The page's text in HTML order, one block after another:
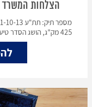
הצלחות המשרד תיקי
425 מק"ג, הושג הסדר טיעון במסגרתו תוקן כ"א לתק' 26(2), 7 ח'...